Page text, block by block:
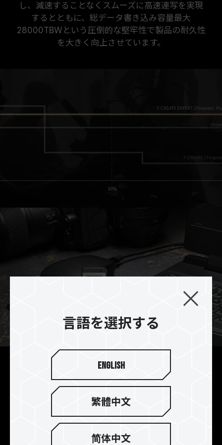
し、減速することなくスムーズに高速連写を実現
するとともに、総データ書き込み容量最大
28000TBWという圧倒的な堅牢性で製品の耐久性
を大きく向上させています。
トップクラスの読み書き速度
光速の転送体験
T-CREATE EXPERT CFexpress Plus Type Bメモリ
ーカードはCFexpressに準拠し、PCIe 3.0 x2イン
ターフェースにより最大1,800MB/s、1,700MB/sの
言語を選択する
English
繁體中文
简体中文